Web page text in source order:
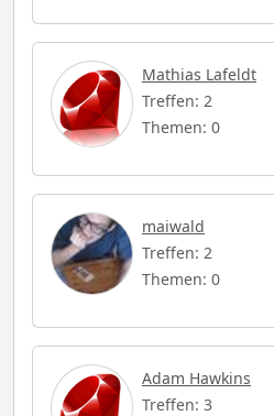
Mathias Lafeldt
Treffen: 2
Themen: 0
maiwald
Treffen: 2
Themen: 0
Adam Hawkins
Treffen: 3